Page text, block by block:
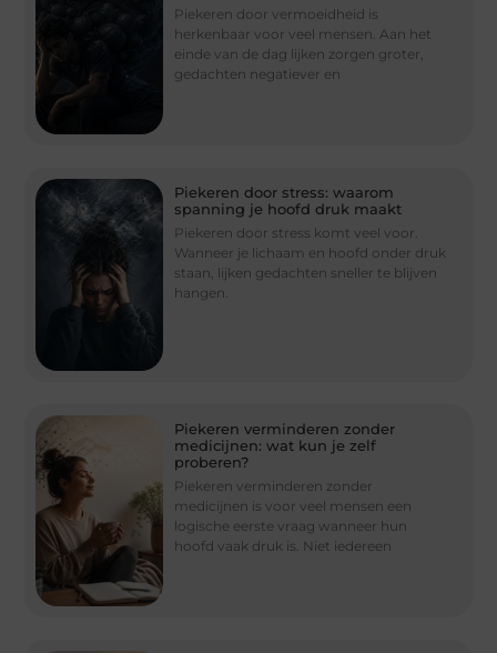
Piekeren door vermoeidheid is
herkenbaar voor veel mensen. Aan het
einde van de dag lijken zorgen groter,
gedachten negatiever en
Piekeren door stress: waarom
spanning je hoofd druk maakt
Piekeren door stress komt veel voor.
Wanneer je lichaam en hoofd onder druk
staan, lijken gedachten sneller te blijven
hangen.
Piekeren verminderen zonder
medicijnen: wat kun je zelf
proberen?
Piekeren verminderen zonder
medicijnen is voor veel mensen een
logische eerste vraag wanneer hun
hoofd vaak druk is. Niet iedereen